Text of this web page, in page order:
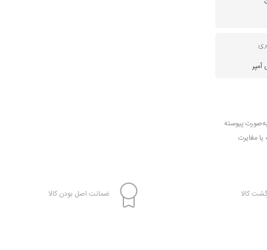
پیوسته
یا مغایرت
کالا ضمانت اصل بودن کالا